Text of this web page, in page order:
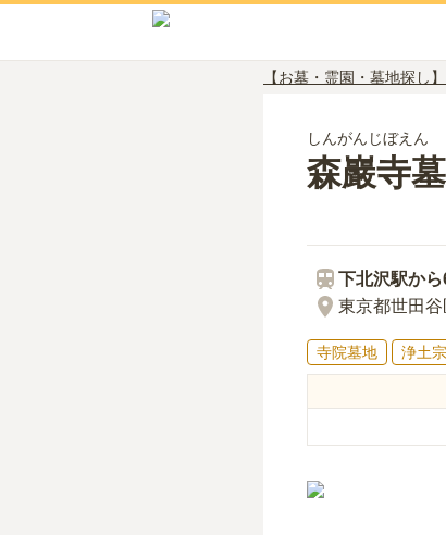
【お墓・霊園・墓地探し
しんがんじぼえん
森巖寺
下北沢駅から
東京都世田
寺院墓地 浄土宗